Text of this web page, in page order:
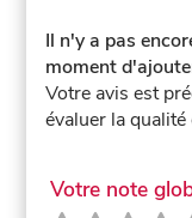
Il n'y a pas
moment
Votre avis est
évaluer la
Votre note